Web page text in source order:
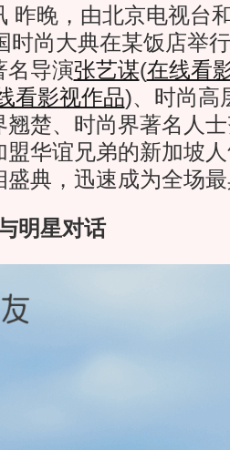
晚，由北京电视台
时尚大典在某饭店举
名导演张艺谋(在线看
看影视作品)、时尚高
翘楚、时尚界著名人
盟华谊兄弟的新加坡
盛典，迅速成为全场
明星对话